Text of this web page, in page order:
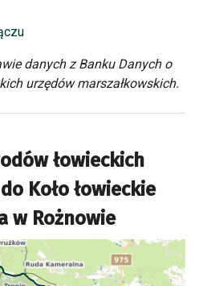
łowieckich
Koło łowieckie
w Rożnowie
danych z Banku Danych o
urzędów marszałkowskich.